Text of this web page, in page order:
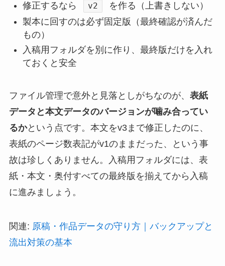
修正するなら
v2
を作る（上書きしない）
製本に回すのは必ず固定版（最終確認が済んだ
もの）
入稿用フォルダを別に作り、最終版だけを入れ
ておくと安全
ファイル管理で意外と見落としがちなのが、 表紙
データと本文データのバージョンが噛み合ってい
るかという点です。本文をv3まで修正したのに、
表紙のページ数表記がv1のままだった、という事
故は珍しくありません。入稿用フォルダには、表
紙・本文・奥付すべての最終版を揃えてから入稿
に進みましょう。
関連: 原稿・作品データの守り方｜バックアップと
流出対策の基本